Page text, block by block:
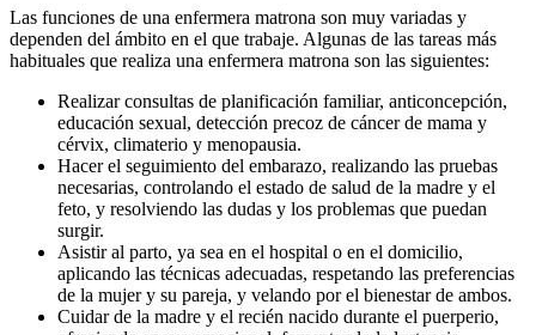
Las funciones de una enfermera matrona son muy variadas y
dependen del ámbito en el que trabaje. Algunas de las tareas más
habituales que realiza una enfermera matrona son las siguientes:
Realizar consultas de planificación familiar, anticoncepción,
educación sexual, detección precoz de cáncer de mama y
cérvix, climaterio y menopausia.
Hacer el seguimiento del embarazo, realizando las pruebas
necesarias, controlando el estado de salud de la madre y el
feto, y resolviendo las dudas y los problemas que puedan
surgir.
Asistir al parto, ya sea en el hospital o en el domicilio,
aplicando las técnicas adecuadas, respetando las preferencias
de la mujer y su pareja, y velando por el bienestar de ambos.
Cuidar de la madre y el recién nacido durante el puerperio,